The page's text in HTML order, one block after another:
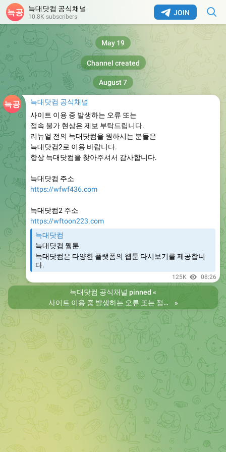
JOIN
늑대닷컴 공식채널
10.8K subscribers
Channel created
May 19
늑대닷컴 공식채널
사이트 이용 중 발생하는 오류 또는
접속 불가 현상은 제보 부탁드립니다.
리뉴얼 전의 늑대닷컴을 원하시는 분들은
늑대닷컴2로 이용 바랍니다.
항상 늑대닷컴을 찾아주셔서 감사합니다.
늑대닷컴 주소
https://wfwf436.com
늑대닷컴2 주소
https://wftoon223.com
늑대닷컴
늑대닷컴 웹툰
늑대닷컴은 다양한 플랫폼의 웹툰 다시보기를 제공합니
다.
125K 08:26
August 7
늑대닷컴 공식채널 pinned «
사이트 이용 중 발생하는 오류 또는 접속 불가 현상은 제보 부탁드립니다. 리뉴얼 전의 늑대닷컴을 원하시는 분들은 늑대닷컴2로 이용 바랍니다. 항상 늑대닷컴을 찾아주셔서 감사합니다. 늑대닷컴 주소 https://wfwf436.com 늑대닷컴2 주소 https://wftoon223.com
»